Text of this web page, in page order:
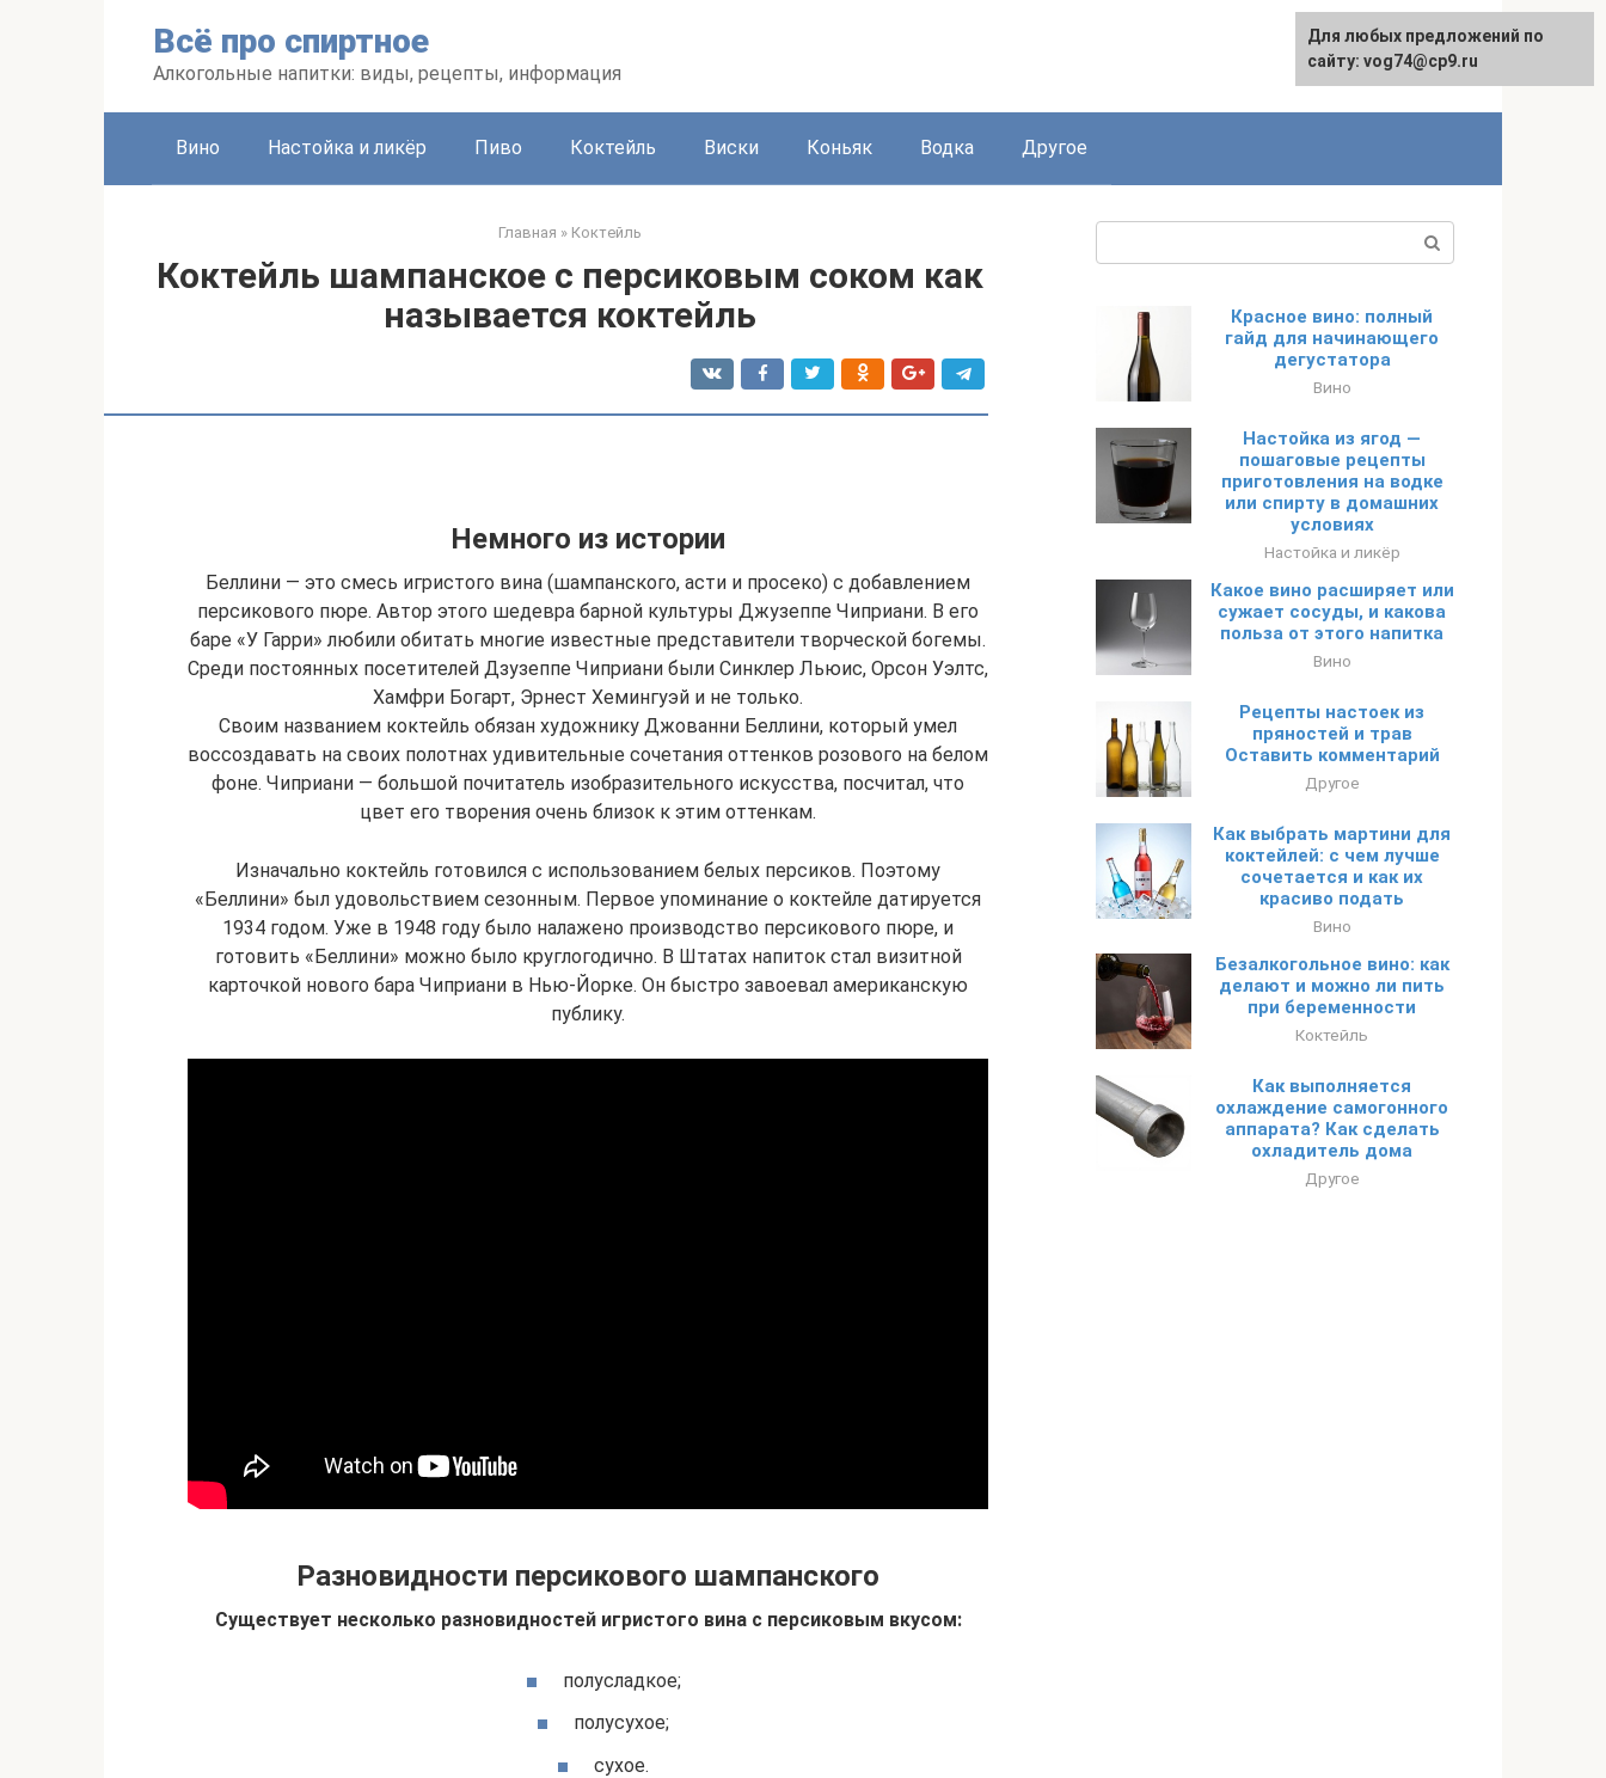
Всё про спиртное
Алкогольные напитки: виды, рецепты, информация
Вино Настойка и ликёр Пиво Коктейль Виски Коньяк Водка Другое
Главная » Коктейль
Коктейль шампанское с персиковым соком как
называется коктейль
Немного из истории
Беллини — это смесь игристого вина (шампанского, асти и просеко) с добавлением
персикового пюре. Автор этого шедевра барной культуры Джузеппе Чиприани. В его
баре «У Гарри» любили обитать многие известные представители творческой богемы.
Среди постоянных посетителей Дзузеппе Чиприани были Синклер Льюис, Орсон Уэлтс,
Хамфри Богарт, Эрнест Хемингуэй и не только.
Своим названием коктейль обязан художнику Джованни Беллини, который умел
воссоздавать на своих полотнах удивительные сочетания оттенков розового на белом
фоне. Чиприани — большой почитатель изобразительного искусства, посчитал, что
цвет его творения очень близок к этим оттенкам.
Изначально коктейль готовился с использованием белых персиков. Поэтому
«Беллини» был удовольствием сезонным. Первое упоминание о коктейле датируется
1934 годом. Уже в 1948 году было налажено производство персикового пюре, и
готовить «Беллини» можно было круглогодично. В Штатах напиток стал визитной
карточкой нового бара Чиприани в Нью-Йорке. Он быстро завоевал американскую
публику.
Разновидности персикового шампанского
Существует несколько разновидностей игристого вина с персиковым вкусом:
полусладкое;
полусухое;
сухое.
Красное вино: полный
гайд для начинающего
дегустатора
Вино
Настойка из ягод —
пошаговые рецепты
приготовления на водке
или спирту в домашних
условиях
Настойка и ликёр
Какое вино расширяет или
сужает сосуды, и какова
польза от этого напитка
Вино
Рецепты настоек из
пряностей и трав
Оставить комментарий
Другое
Как выбрать мартини для
коктейлей: с чем лучше
сочетается и как их
красиво подать
Вино
Безалкогольное вино: как
делают и можно ли пить
при беременности
Коктейль
Как выполняется
охлаждение самогонного
аппарата? Как сделать
охладитель дома
Другое
Для любых предложений по
сайту: vog74@cp9.ru